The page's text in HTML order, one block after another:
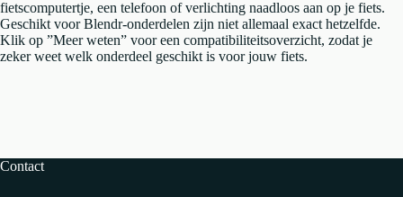
fietscomputertje, een telefoon of verlichting naadloos aan op je fiets.
Geschikt voor Blendr-onderdelen zijn niet allemaal exact hetzelfde.
Klik op ”Meer weten” voor een compatibiliteitsoverzicht, zodat je
zeker weet welk onderdeel geschikt is voor jouw fiets.
Contact